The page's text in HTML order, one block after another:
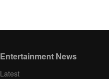
Entertainment News
Latest